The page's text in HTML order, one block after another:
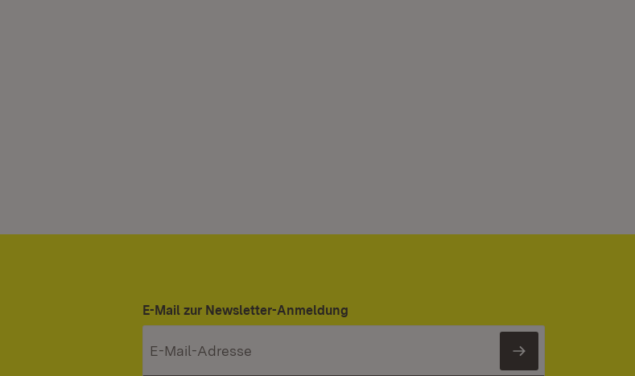
E-Mail zur Newsletter-Anmeldung
Newsletter